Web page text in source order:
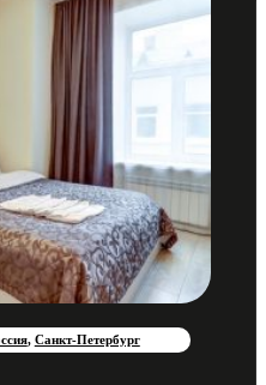
, Санкт-Петербург